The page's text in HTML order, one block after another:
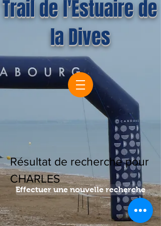
Trail de l'Estuaire de
la Dives
Résultat de recherche pour
CHARLES
Effectuer une nouvelle recherche